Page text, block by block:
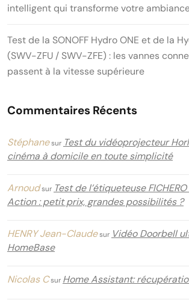
intelligent qui transforme votre
Test de la SONOFF Hydro ONE et de la
(SWV-ZFU / SWV-ZFE) : les vannes
passent à la vitesse supérieure
Commentaires Récents
Stéphanesur Test du vidéoprojecteur
cinéma à domicile en toute simplicité
Arnoudsur Test de l’étiqueteuse
Action : petit prix, grandes possibilités ?
HENRY Jean-Claudesur Vidéo Doorbell
HomeBase
Nicolas Csur Home Assistant: